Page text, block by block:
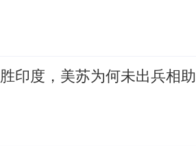
印度，美苏为何未出兵相助